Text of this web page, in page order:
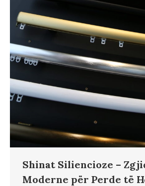
Shinat Siliencioze –
Moderne për Perde të